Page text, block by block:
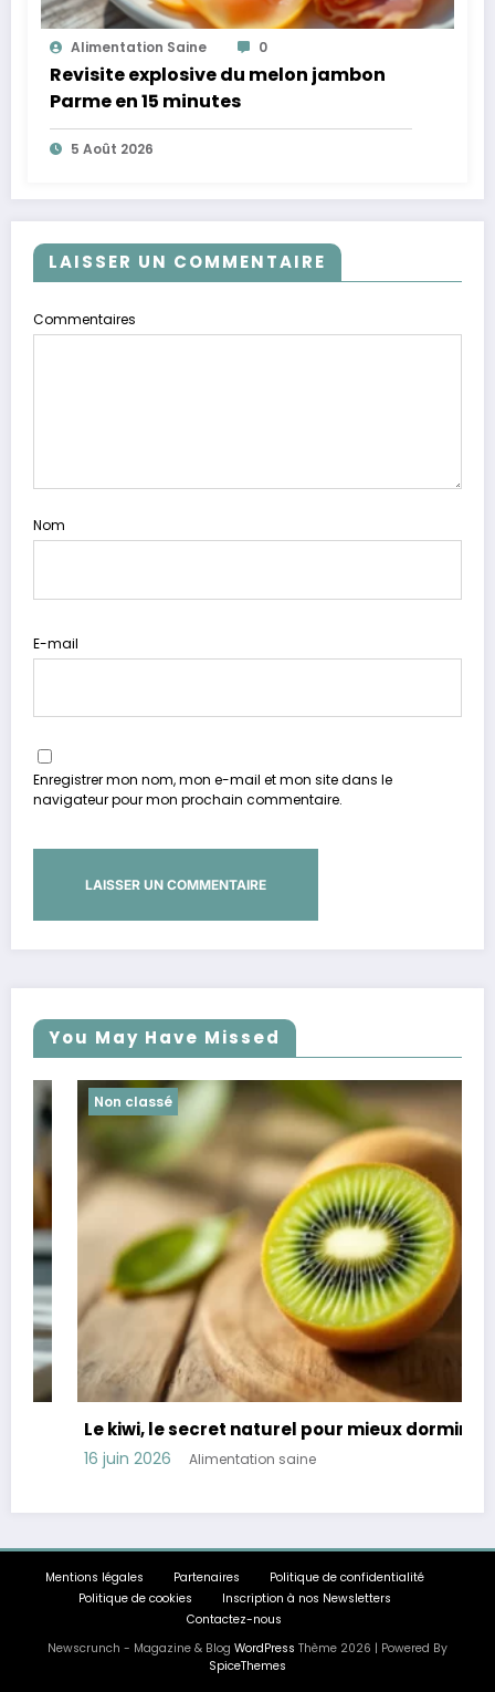
Alimentation Saine 0
Revisite explosive du melon jambon
Parme en 15 minutes
5 Août 2026
LAISSER UN COMMENTAIRE
Commentaires
Nom
E-mail
Enregistrer mon nom, mon e-mail et mon site dans le
navigateur pour mon prochain commentaire.
You May Have Missed
Non classé
Le kiwi, le secret naturel pour mieux dormir
16 juin 2026 Alimentation saine
Mentions légales Partenaires
Politique de confidentialité
Politique de cookies
Inscription à nos Newsletters
Contactez-nous
Newscrunch - Magazine & Blog WordPress Thème 2026 | Powered By
SpiceThemes